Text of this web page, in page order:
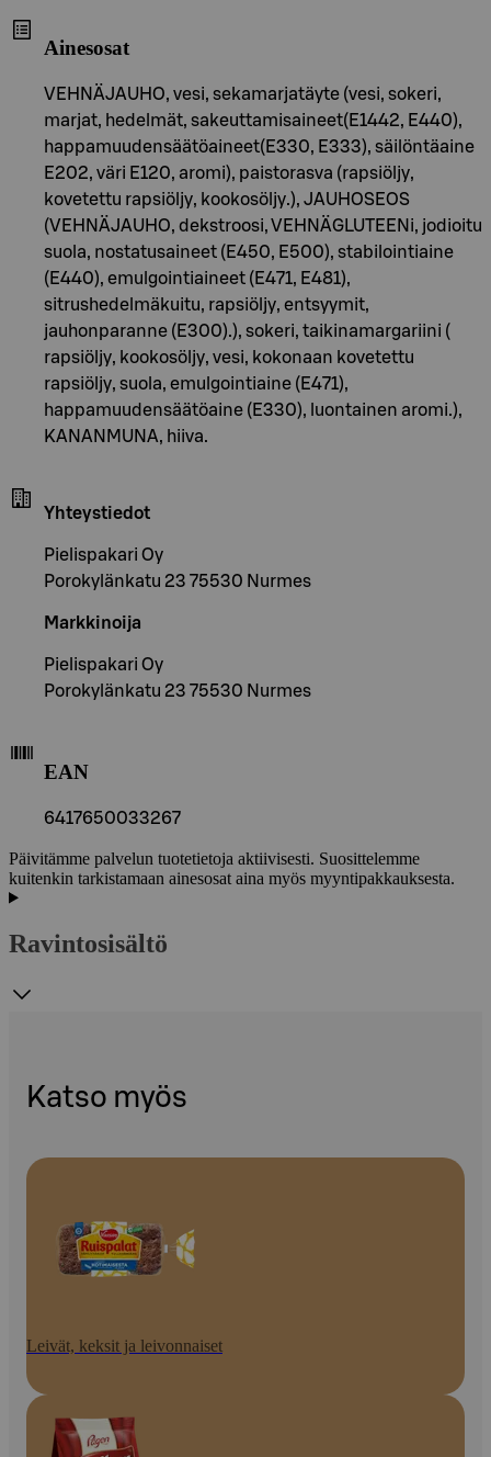
Ainesosat
VEHNÄJAUHO, vesi, sekamarjatäyte (vesi, sokeri,
marjat, hedelmät, sakeuttamisaineet(E1442, E440),
happamuudensäätöaineet(E330, E333), säilöntäaine
E202, väri E120, aromi), paistorasva (rapsiöljy,
kovetettu rapsiöljy, kookosöljy.), JAUHOSEOS
(VEHNÄJAUHO, dekstroosi, VEHNÄGLUTEENi, jodioitu
suola, nostatusaineet (E450, E500), stabilointiaine
(E440), emulgointiaineet (E471, E481),
sitrushedelmäkuitu, rapsiöljy, entsyymit,
jauhonparanne (E300).), sokeri, taikinamargariini (
rapsiöljy, kookosöljy, vesi, kokonaan kovetettu
rapsiöljy, suola, emulgointiaine (E471),
happamuudensäätöaine (E330), luontainen aromi.),
KANANMUNA, hiiva.
Yhteystiedot
Pielispakari Oy
Porokylänkatu 23 75530 Nurmes
Markkinoija
Pielispakari Oy
Porokylänkatu 23 75530 Nurmes
EAN
6417650033267
Päivitämme palvelun tuotetietoja aktiivisesti. Suosittelemme
kuitenkin tarkistamaan ainesosat aina myös myyntipakkauksesta.
Ravintosisältö
Katso myös
Leivät, keksit ja leivonnaiset